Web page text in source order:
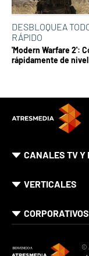
DESBLOQUEA
RÁPIDO
'Modern Warfare 2':
rápidamente de nivel
CANALES TV Y
VERTICALES
©